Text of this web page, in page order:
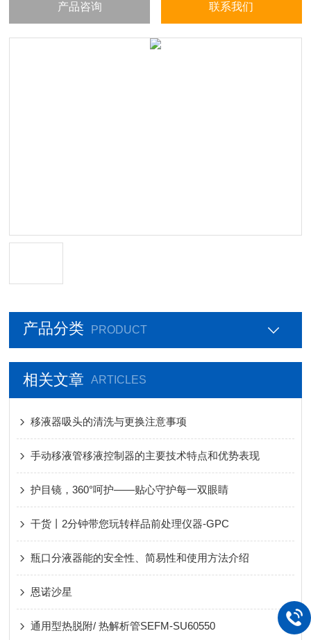
产品咨询 联系我们
产品分类 PRODUCT
相关文章 ARTICLES
移液器吸头的清洗与更换注意事项
手动移液管移液控制器的主要技术特点和优势表现
护目镜，360°呵护——贴心守护每一双眼睛
干货丨2分钟带您玩转样品前处理仪器-GPC
瓶口分液器能的安全性、简易性和使用方法介绍
恩诺沙星
通用型热脱附/ 热解析管SEFM-SU60550